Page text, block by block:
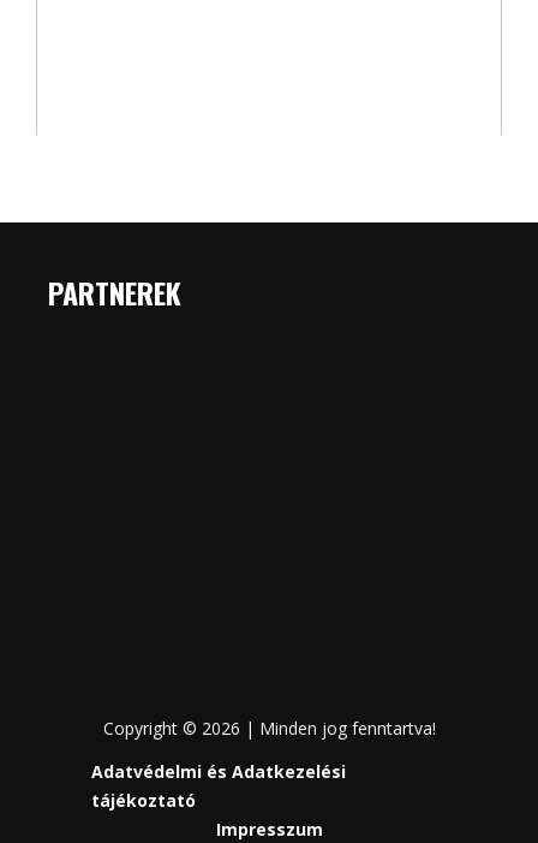
PARTNEREK
Copyright © 2026 | Minden jog fenntartva!
Adatvédelmi és Adatkezelési
tájékoztató
Impresszum